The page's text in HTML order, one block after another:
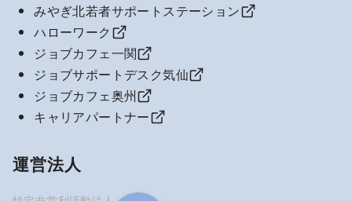
みやぎ北若者サポートステーション
ハローワーク
ジョブカフェ一関
ジョブサポートデスク気仙
ジョブカフェ奥州
キャリアパートナー
運営法人